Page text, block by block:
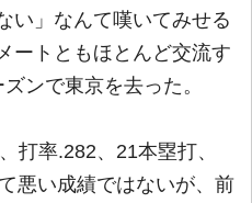
い」なんて嘆いてみせる
ートともほとんど交流す
ンで東京を去った。
打率.282、21本塁打、
悪い成績ではないが、前